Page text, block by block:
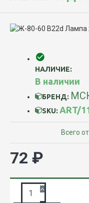
НАЛИЧИЕ:
В наличии
БРЕНД:
SKU: ART/
Всего
72 ₽